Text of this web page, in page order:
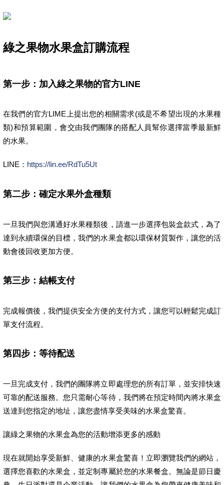
綠之果物水果盒訂購流程
第一步：加入綠之果物的官方LINE
在我們的官方LIME上提出您的相關需求(或是不希望出現的水果種
類)和預算範圍，會交由我們團隊的搭配人員幫你選擇當季最新鮮
的水果。
LINE： https://lin.ee/RdTu5Ut
第二步：確定水果外盒種類
一旦我們與您溝通好水果種類後，請進一步選擇包裝盒款式，為了
達到永續環保的目標，我們的水果盒都以環保材質製作，讓您的活
動會後回收更加方便。
第三步：結帳支付
完成報價後，我們提供安全方便的支付方式，讓您可以輕鬆完成訂
單支付流程。
第四步：等待配送
一旦完成支付，我們的團隊將立即處理您的所有訂單，並安排快速
可靠的配送服務。您只需耐心等待，我們將在預定時間內將水果盒
送達到您指定的地址，讓您盡情享受美味的水果盒驚喜。
讓綠之果物的水果盒為您的活動增添更多的感動
現在就開始享受新鮮、健康的水果盒驚喜！立即瀏覽我們的網站，
選擇您喜歡的水果盒，並定制專屬於您的水果餐盒。無論是節日慶